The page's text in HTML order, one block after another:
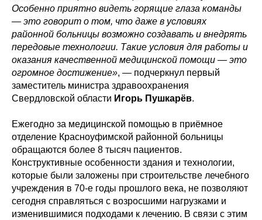
Особенно приятно видеть горящие глаза команды
— это говорит о том, что даже в условиях
районной больницы возможно создавать и внедрять
передовые технологии. Такие условия для работы и
оказания качественной медицинской помощи — это
огромное достижение», — подчеркнул первый
заместитель министра здравоохранения
Свердловской области Игорь Пушкарёв.
Ежегодно за медицинской помощью в приёмное
отделение Красноуфимской районной больницы
обращаются более 8 тысяч пациентов.
Конструктивные особенности здания и технологии,
которые были заложены при строительстве лечебного
учреждения в 70-е годы прошлого века, не позволяют
сегодня справляться с возросшими нагрузками и
изменившимися подходами к лечению. В связи с этим